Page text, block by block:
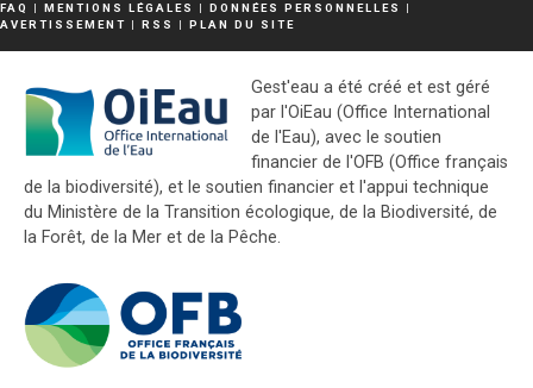
FAQ | MENTIONS LÉGALES | DONNÉES PERSONNELLES
|
AVERTISSEMENT | RSS | PLAN DU SITE
Gest'eau a été créé et est géré
par l'OiEau (Office International
de l'Eau), avec le soutien
financier de l'OFB (Office français
de la biodiversité), et le soutien financier et l'appui technique
du Ministère de la Transition écologique, de la Biodiversité, de
la Forêt, de la Mer et de la Pêche.